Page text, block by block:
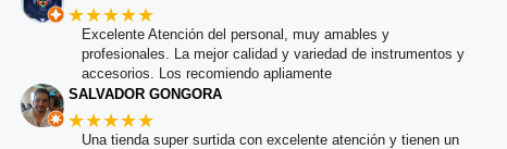
★★★★★
Excelente Atención del personal, muy amables y
profesionales. La mejor calidad y variedad de instrumentos y
accesorios. Los recomiendo apliamente
SALVADOR GONGORA
★★★★★
Una tienda super surtida con excelente atención y tienen un